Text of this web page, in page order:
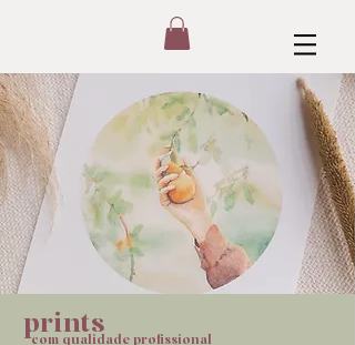
prints
com qualidade profissional